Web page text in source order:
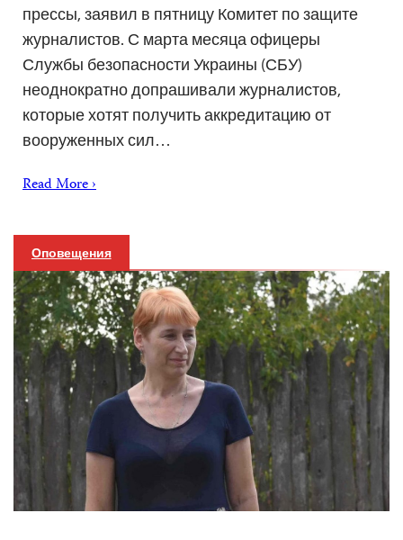
прессы, заявил в пятницу Комитет по защите
журналистов. С марта месяца офицеры
Службы безопасности Украины (СБУ)
неоднократно допрашивали журналистов,
которые хотят получить аккредитацию от
вооруженных сил…
Read More ›
Оповещения